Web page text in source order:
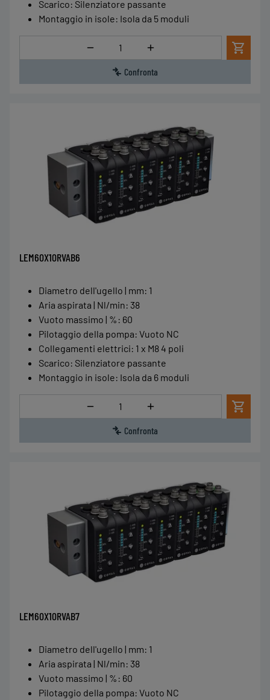
Scarico: Silenziatore passante
Montaggio in isole: Isola da 5 moduli
Quantità
Confronta
LEM60X10RVAB6
Diametro dell'ugello | mm: 1
Aria aspirata | Nl/min: 38
Vuoto massimo | % : 60
Pilotaggio della pompa: Vuoto NC
Collegamenti elettrici: 1 x M8 4 poli
Scarico: Silenziatore passante
Montaggio in isole: Isola da 6 moduli
Quantità
Confronta
LEM60X10RVAB7
Diametro dell'ugello | mm: 1
Aria aspirata | Nl/min: 38
Vuoto massimo | % : 60
Pilotaggio della pompa: Vuoto NC